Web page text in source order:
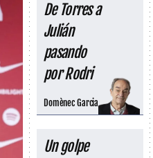
De Torres a
Julián
pasando
por Rodri
Domènec Garcia
Un golpe